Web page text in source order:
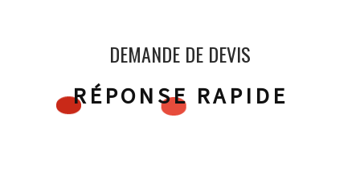
DEMANDE DE DEVIS
RÉPONSE RAPIDE